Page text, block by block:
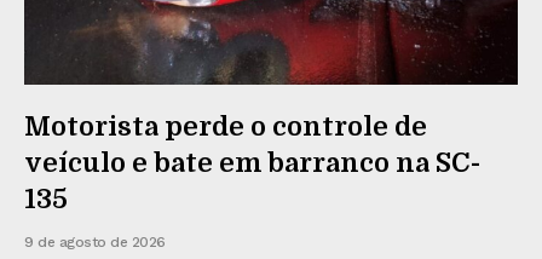
Motorista perde o controle de
veículo e bate em barranco na SC-
135
9 de agosto de 2026